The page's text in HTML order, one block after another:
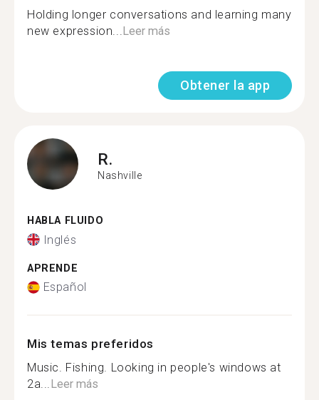
Holding longer conversations and learning many
new expression...Leer más
Obtener la app
R.
Nashville
HABLA FLUIDO
Inglés
APRENDE
Español
Mis temas preferidos
Music. Fishing. Looking in people's windows at
2a...Leer más